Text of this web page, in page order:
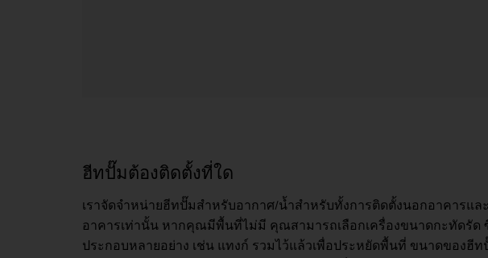
ฮีทปั๊มต้องติดตั้งที่ใด
เราจัดจำหน่ายฮีทปั๊มสำหรับอากาศ/น้ำสำหรับทั้งการติดตั้งนอกอาคารแล
อาคารเท่านั้น หากคุณมีพื้นที่ไม่มี คุณสามารถเลือกเครื่องขนาดกะทัดรัด
ประกอบหลายอย่าง เช่น แทงก์ รวมไว้แล้วเพื่อประหยัดพื้นที่ ขนาดของฮีท